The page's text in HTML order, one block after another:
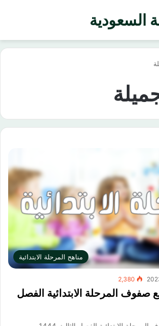
السعودية
مناهج المرحلة الابتدائية
2,380
صفوف المرحلة الابتدائية الفصل